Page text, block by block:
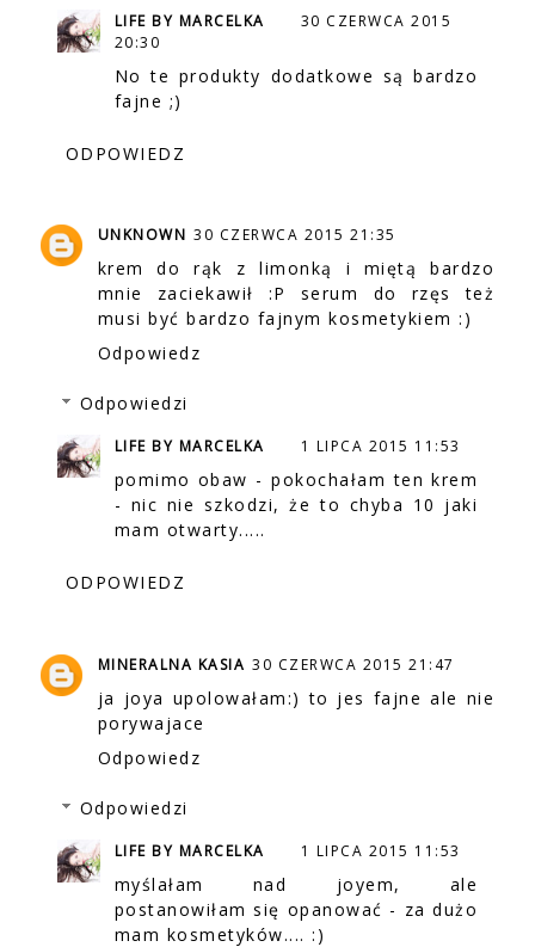
LIFE BY MARCELKA
30 CZERWCA 2015
20:30
No te produkty dodatkowe są bardzo
fajne ;)
ODPOWIEDZ
UNKNOWN 30 CZERWCA 2015 21:35
krem do rąk z limonką i miętą bardzo
mnie zaciekawił :P serum do rzęs też
musi być bardzo fajnym kosmetykiem :)
Odpowiedz
Odpowiedzi
LIFE BY MARCELKA 1 LIPCA 2015 11:53
pomimo obaw - pokochałam ten krem
- nic nie szkodzi, że to chyba 10 jaki
mam otwarty.....
ODPOWIEDZ
MINERALNA KASIA 30 CZERWCA 2015 21:47
ja joya upolowałam:) to jes fajne ale nie
porywajace
Odpowiedz
Odpowiedzi
LIFE BY MARCELKA 1 LIPCA 2015 11:53
myślałam nad joyem, ale
postanowiłam się opanować - za dużo
mam kosmetyków.... :)